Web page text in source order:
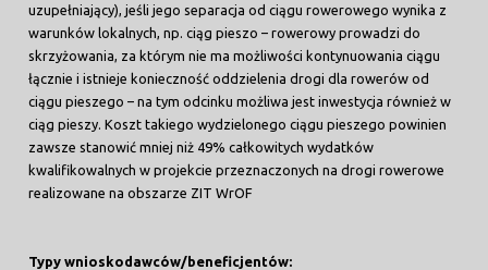
uzupełniający), jeśli jego separacja od ciągu rowerowego wynika z
warunków lokalnych, np. ciąg pieszo – rowerowy prowadzi do
skrzyżowania, za którym nie ma możliwości kontynuowania ciągu
łącznie i istnieje konieczność oddzielenia drogi dla rowerów od
ciągu pieszego – na tym odcinku możliwa jest inwestycja również w
ciąg pieszy. Koszt takiego wydzielonego ciągu pieszego powinien
zawsze stanowić mniej niż 49% całkowitych wydatków
kwalifikowalnych w projekcie przeznaczonych na drogi rowerowe
realizowane na obszarze ZIT WrOF
Typy wnioskodawców/beneficjentów: